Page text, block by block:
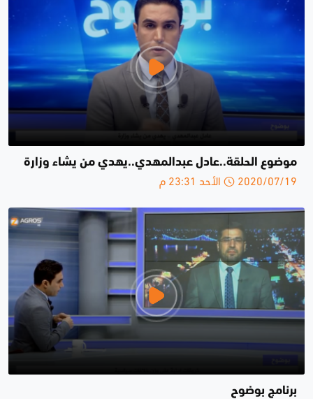
موضوع الحلقة..عادل عبدالمهدي..يهدي من يشاء وزارة
2020/07/19 الأحد 23:31 م
برنامج بوضوح